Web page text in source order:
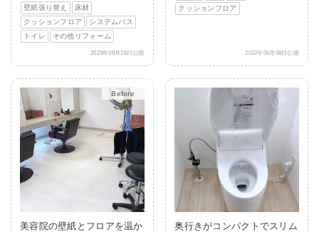
壁紙張り替え
床材
クッションフロア
システムバス
トイレ
その他リフォーム
2023年09月28日公開
クッションフロア
2022年06月08日公開
After
美容院の壁紙とフロアを温か
奥行きがコンパクトでスリム